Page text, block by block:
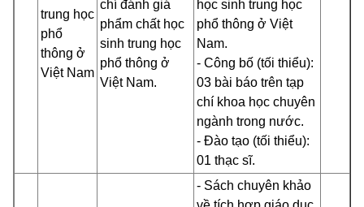
trung học
phổ
thông ở
Việt Nam
chí đánh giá
phẩm chất học
sinh trung học
phổ thông ở
Việt Nam.
học sinh trung học
phổ thông ở Việt
Nam.
- Công bố (tối thiểu):
03 bài báo trên tạp
chí khoa học chuyên
ngành trong nước.
- Đào tạo (tối thiểu):
01 thạc sĩ.
- Sách chuyên khảo